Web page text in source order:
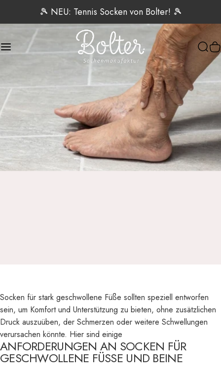
Direkt zum Inhalt
🎾 NEU: Tennis Socken von Bolter! 🎾
Seitennavigation Bolter Sockenmanufaktur
Socken für stark geschwollene Füße sollten speziell entworfen
sein, um Komfort und Unterstützung zu bieten, ohne zusätzlichen
Druck auszuüben, der Schmerzen oder weitere Schwellungen
verursachen könnte. Hier sind einige
ANFORDERUNGEN AN SOCKEN FÜR
GESCHWOLLENE FÜSSE UND BEINE